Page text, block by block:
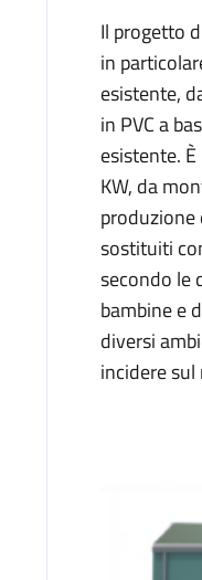
Il progetto
in
esistente,
in PVC a
esistente.
KW, da
produzione
sostituiti
secondo le
bambine e
diversi
incidere